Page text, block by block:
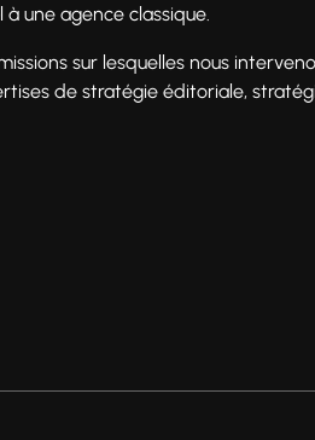
une agence classique.
sur lesquelles nous
de stratégie éditoriale,